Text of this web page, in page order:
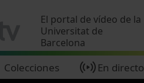
El portal de vídeo de la
Universitat de
Barcelona
Colecciones En directo